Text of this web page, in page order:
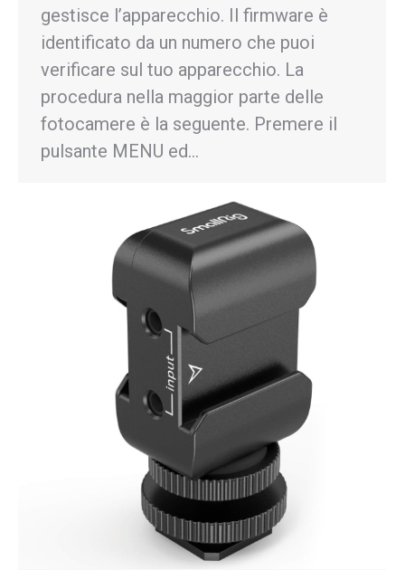
gestisce l’apparecchio. Il firmware è
identificato da un numero che puoi
verificare sul tuo apparecchio. La
procedura nella maggior parte delle
fotocamere è la seguente. Premere il
pulsante MENU ed…